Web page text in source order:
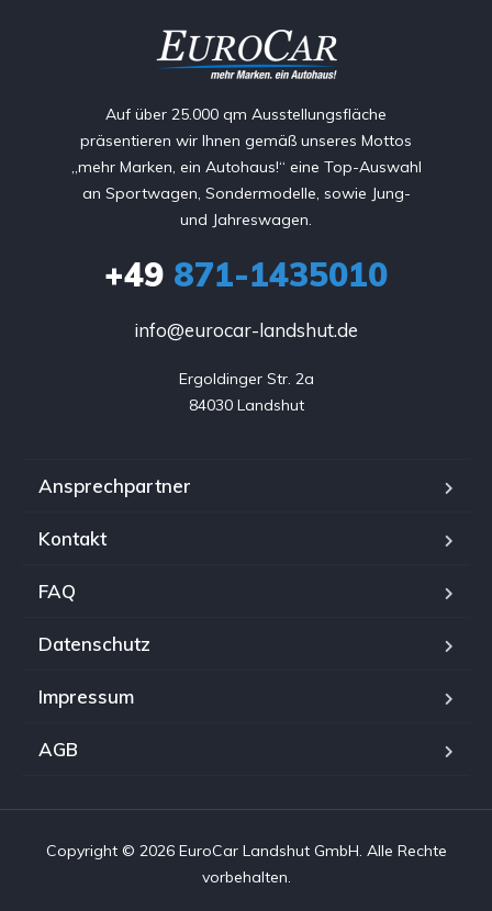
Auf über 25.000 qm Ausstellungsfläche
präsentieren wir Ihnen gemäß unseres Mottos
„mehr Marken, ein Autohaus!“ eine Top-Auswahl
an Sportwagen, Sondermodelle, sowie Jung-
und Jahreswagen.
+49 871-1435010
info@eurocar-landshut.de
Ergoldinger Str. 2a
84030 Landshut
Ansprechpartner
Kontakt
FAQ
Datenschutz
Impressum
AGB
Copyright © 2026 EuroCar Landshut GmbH. Alle Rechte
vorbehalten.